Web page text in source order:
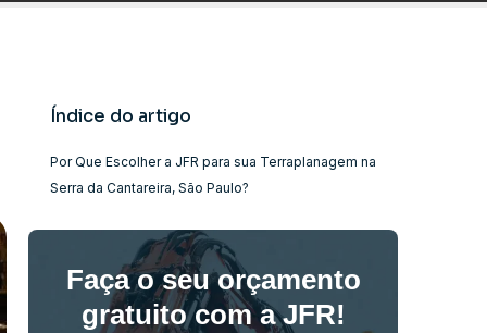
Índice do artigo
Por Que Escolher a JFR para sua Terraplanagem na
Serra da Cantareira, São Paulo?
Faça o seu orçamento
gratuito com a JFR!